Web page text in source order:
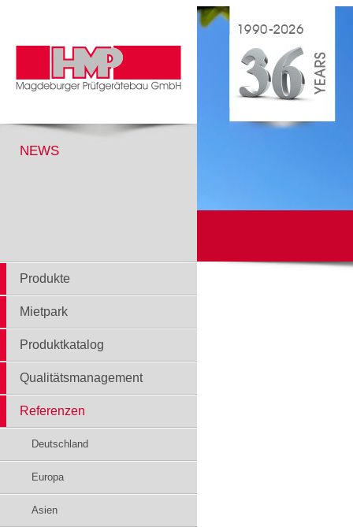
NEWS
Produkte
Mietpark
Produktkatalog
Qualitätsmanagement
Referenzen
Deutschland
Europa
Asien